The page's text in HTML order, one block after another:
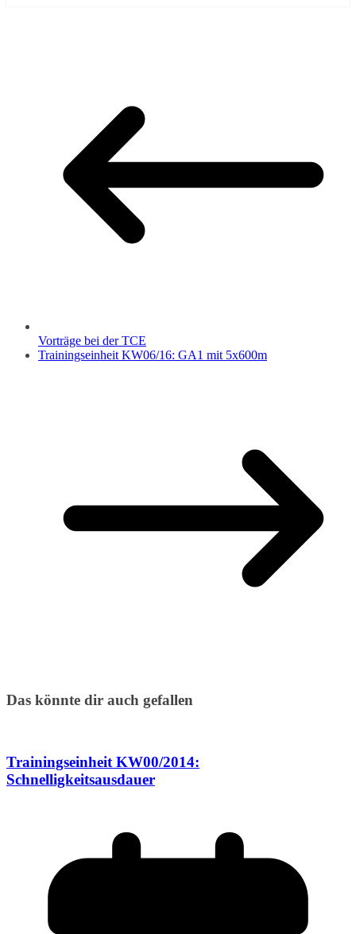
Vorträge bei der TCE
Trainingseinheit KW06/16: GA1 mit 5x600m
Das könnte dir auch gefallen
Trainingseinheit KW00/2014:
Schnelligkeitsausdauer